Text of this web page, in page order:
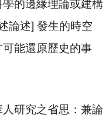
的邊緣理論或建構
論述] 發生的時空
能還原歷史的事
研究之省思：兼論